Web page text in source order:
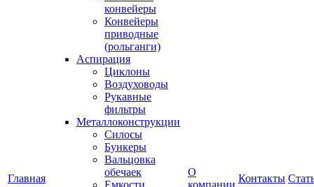
Главная
конвейеры
Конвейеры
приводные
(рольганги)
Аспирация
Циклоны
Воздуховоды
Рукавные
фильтры
Металлоконструкции
Силосы
Бункеры
Вальцовка
обечаек
Емкости,
О
компании
Контакты